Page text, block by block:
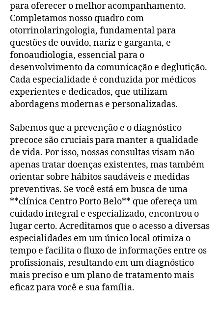
para oferecer o melhor acompanhamento.
Completamos nosso quadro com
otorrinolaringologia, fundamental para
questões de ouvido, nariz e garganta, e
fonoaudiologia, essencial para o
desenvolvimento da comunicação e deglutição.
Cada especialidade é conduzida por médicos
experientes e dedicados, que utilizam
abordagens modernas e personalizadas.
Sabemos que a prevenção e o diagnóstico
precoce são cruciais para manter a qualidade
de vida. Por isso, nossas consultas visam não
apenas tratar doenças existentes, mas também
orientar sobre hábitos saudáveis e medidas
preventivas. Se você está em busca de uma
**clínica Centro Porto Belo** que ofereça um
cuidado integral e especializado, encontrou o
lugar certo. Acreditamos que o acesso a diversas
especialidades em um único local otimiza o
tempo e facilita o fluxo de informações entre os
profissionais, resultando em um diagnóstico
mais preciso e um plano de tratamento mais
eficaz para você e sua família.